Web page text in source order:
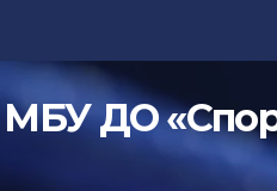
МБУ ДО